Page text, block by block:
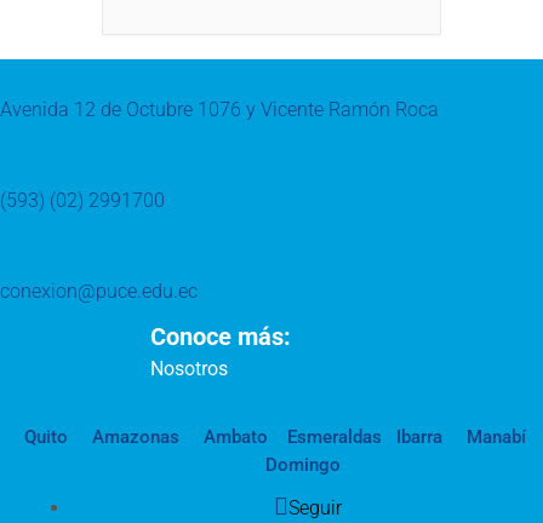
Avenida 12 de Octubre 1076 y Vicente Ramón Roca
(593) (02) 2991700
conexion@puce.edu.ec
Conoce más:
Nosotros
Quito Amazonas Ambato Esmeraldas Ibarra
Manabí
Domingo
Seguir